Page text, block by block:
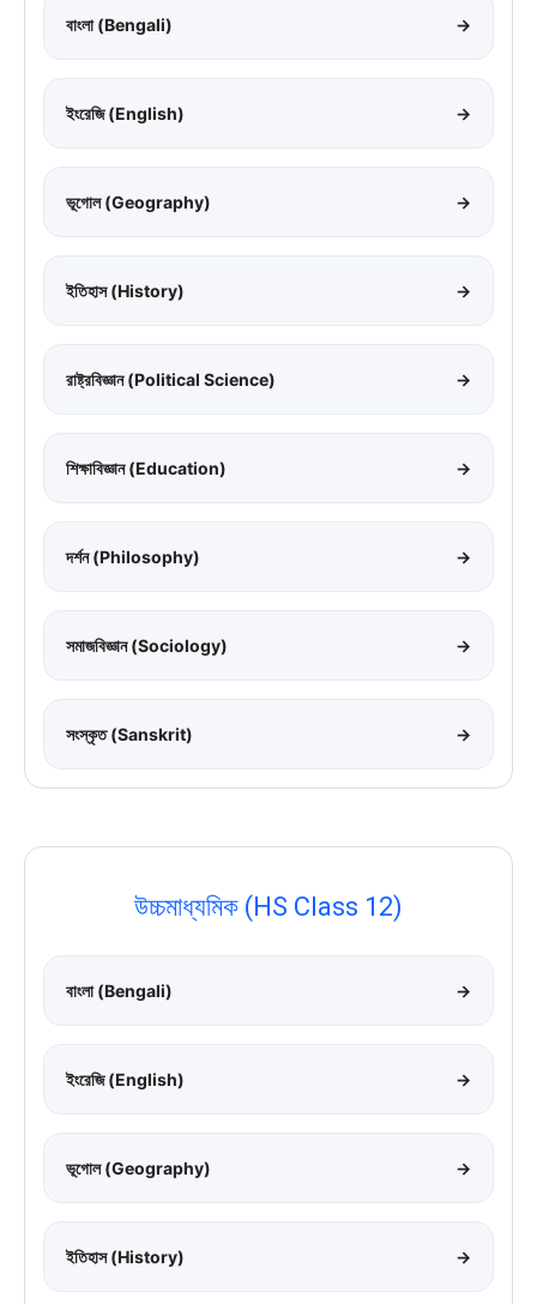
বাংলা (Bengali) →
ইংরেজি (English) →
ভূগোল (Geography) →
ইতিহাস (History) →
রাষ্ট্রবিজ্ঞান (Political Science) →
শিক্ষাবিজ্ঞান (Education) →
দর্শন (Philosophy) →
সমাজবিজ্ঞান (Sociology) →
সংস্কৃত (Sanskrit) →
উচ্চমাধ্যমিক (HS Class 12)
বাংলা (Bengali) →
ইংরেজি (English) →
ভূগোল (Geography) →
ইতিহাস (History) →